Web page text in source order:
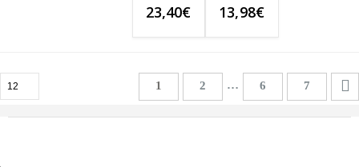
23,40€ 13,98€
1 2 … 6 7